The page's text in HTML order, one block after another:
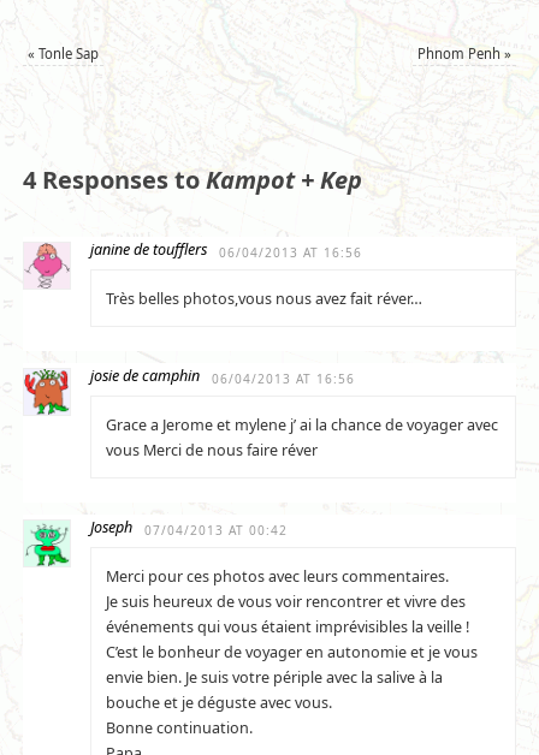
« Tonle Sap Phnom Penh»
4 Responses toKampot + Kep
janine de toufflers 06/04/2013 AT 16:56
Très belles photos,vous nous avez fait réver…
josie de camphin 06/04/2013 AT 16:56
Grace a Jerome et mylene j’ ai la chance de voyager avec
vous Merci de nous faire réver
Joseph 07/04/2013 AT 00:42
Merci pour ces photos avec leurs commentaires.
Je suis heureux de vous voir rencontrer et vivre des
événements qui vous étaient imprévisibles la veille !
C’est le bonheur de voyager en autonomie et je vous
envie bien. Je suis votre périple avec la salive à la
bouche et je déguste avec vous.
Bonne continuation.